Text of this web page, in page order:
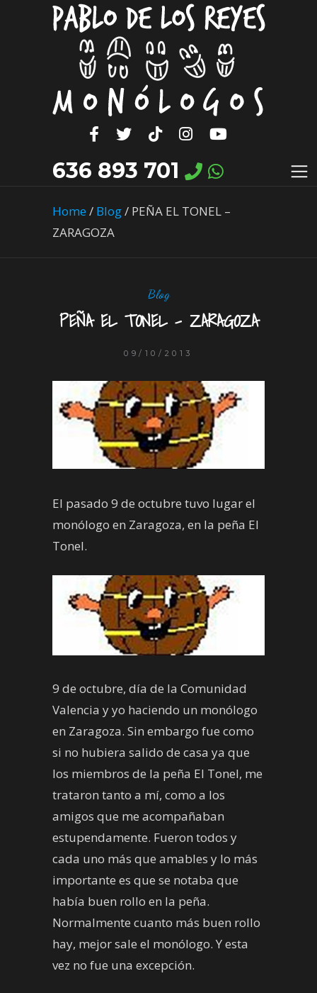
636 893 701
Home/ Blog/ PEÑA EL TONEL –
ZARAGOZA
Blog
PEÑA EL TONEL – ZARAGOZA
09/10/2013
El pasado 9 de octubre tuvo lugar el
monólogo en Zaragoza, en la peña El
Tonel.
9 de octubre, día de la Comunidad
Valencia y yo haciendo un monólogo
en Zaragoza. Sin embargo fue como
si no hubiera salido de casa ya que
los miembros de la peña El Tonel, me
trataron tanto a mí, como a los
amigos que me acompañaban
estupendamente. Fueron todos y
cada uno más que amables y lo más
importante es que se notaba que
había buen rollo en la peña.
Normalmente cuanto más buen rollo
hay, mejor sale el monólogo. Y esta
vez no fue una excepción.